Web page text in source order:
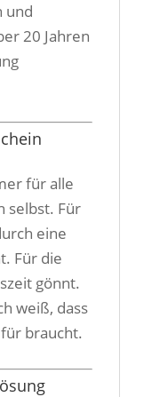
und
20 Jahren
für alle
selbst. Für
eine
Für die
gönnt.
weiß, dass
braucht.